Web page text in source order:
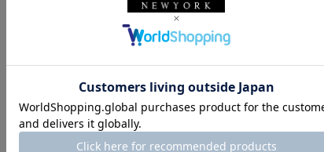
◼︎スニーカーサイズ27セン